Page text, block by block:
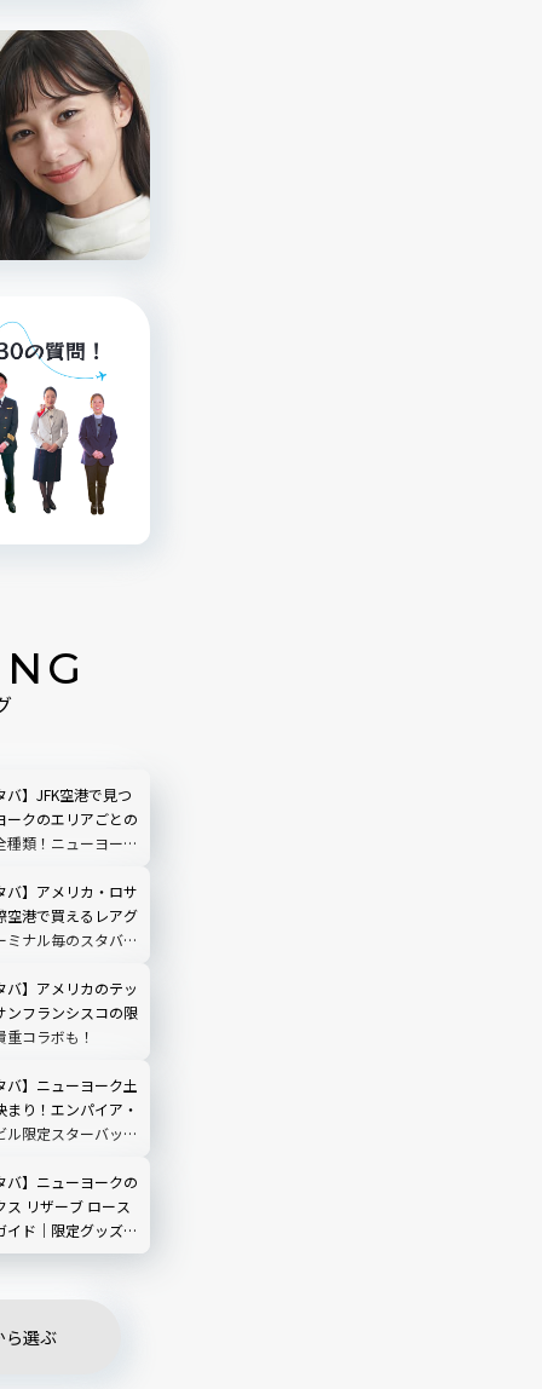
バ】JFK空港で見つ
ークのエリアごとの
種類！ニューヨーク
バ】アメリカ・ロサ
空港で買えるレアグ
ミナル毎のスタバ情
バ】アメリカのテッ
ンフランシスコの限
コラボも！
バ】ニューヨーク土
まり！エンパイア・
ル限定スターバック
バ】ニューヨークの
ス リザーブ ロース
イド｜限定グッズ・
どころを完全解説
ら選ぶ